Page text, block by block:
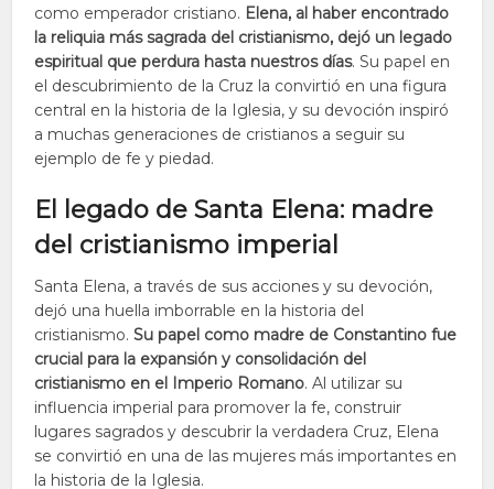
como emperador cristiano. Elena, al haber encontrado
la reliquia más sagrada del cristianismo, dejó un legado
espiritual que perdura hasta nuestros días. Su papel en
el descubrimiento de la Cruz la convirtió en una figura
central en la historia de la Iglesia, y su devoción inspiró
a muchas generaciones de cristianos a seguir su
ejemplo de fe y piedad.
El legado de Santa Elena: madre
del cristianismo imperial
Santa Elena, a través de sus acciones y su devoción,
dejó una huella imborrable en la historia del
cristianismo.Su papel como madre de Constantino fue
crucial para la expansión y consolidación del
cristianismo en el Imperio Romano. Al utilizar su
influencia imperial para promover la fe, construir
lugares sagrados y descubrir la verdadera Cruz, Elena
se convirtió en una de las mujeres más importantes en
la historia de la Iglesia.